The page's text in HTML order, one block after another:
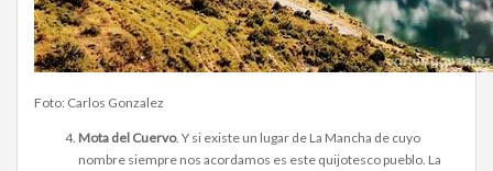
Foto: Carlos Gonzalez
Mota del Cuervo. Y si existe un lugar de La Mancha de cuyo
nombre siempre nos acordamos es este quijotesco pueblo. La